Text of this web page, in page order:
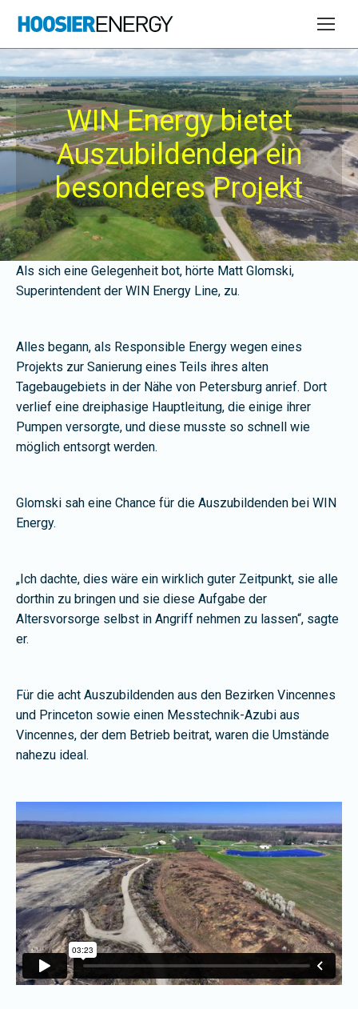
WIN Energy bietet
Auszubildenden ein
besonderes Projekt
Als sich eine Gelegenheit bot, hörte Matt Glomski,
Superintendent der WIN Energy Line, zu.
Alles begann, als Responsible Energy wegen eines
Projekts zur Sanierung eines Teils ihres alten
Tagebaugebiets in der Nähe von Petersburg anrief. Dort
verlief eine dreiphasige Hauptleitung, die einige ihrer
Pumpen versorgte, und diese musste so schnell wie
möglich entsorgt werden.
Glomski sah eine Chance für die Auszubildenden bei WIN
Energy.
„Ich dachte, dies wäre ein wirklich guter Zeitpunkt, sie alle
dorthin zu bringen und sie diese Aufgabe der
Altersvorsorge selbst in Angriff nehmen zu lassen“, sagte
er.
Für die acht Auszubildenden aus den Bezirken Vincennes
und Princeton sowie einen Messtechnik-Azubi aus
Vincennes, der dem Betrieb beitrat, waren die Umstände
nahezu ideal.